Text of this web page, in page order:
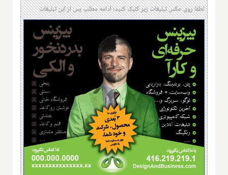
لطفا روی عکس تبلیغات زیر کلیک کنید؛ ادامه مطلب پس از این تبلیغات